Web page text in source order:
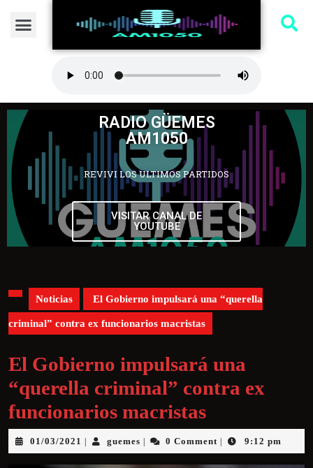
RADIO GÜEMES
AM1050
REVIVI LOS ULTIMOS PARTIDOS
VISITAR CANAL DE
YOUTUBE
Noticias El Gobierno impulsará una “querella
criminal” contra ex funcionarios macristas
El Gobierno impulsará una
“querella criminal” contra ex
funcionarios macristas
01/03/2021 guemes 0 Comment 9:12 pm